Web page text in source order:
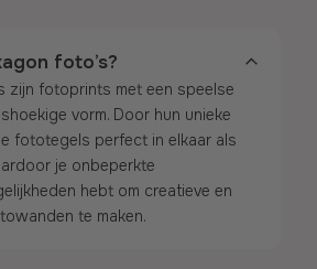
foto’s?
zijn fotoprints met een speelse
vorm. Door hun unieke
fototegels perfect in elkaar als
je onbeperkte
hebt om creatieve en
te maken.